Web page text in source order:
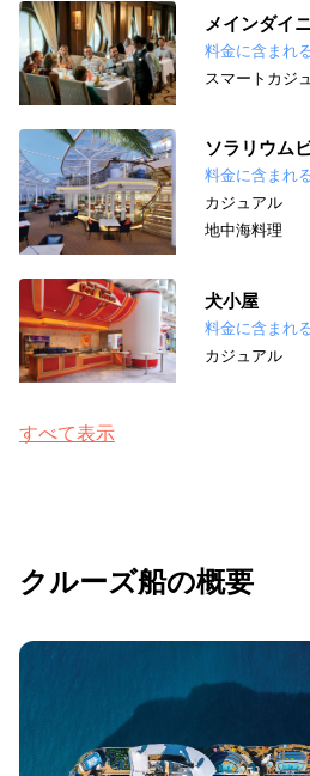
メインダイ
料金に含まれ
スマートカジ
ソラリウム
料金に含まれ
カジュアル
地中海料理
犬小屋
料金に含まれ
カジュアル
すべて表示
クルーズ船の概要